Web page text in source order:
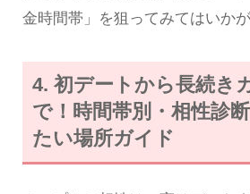
金時間帯」を狙ってみてはいかが
4. 初デートから長続き
で！時間帯別・相性診
たい場所ガイド